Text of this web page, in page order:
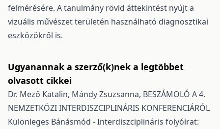
felmérésére. A tanulmány rövid áttekintést nyújt a
vizuális művészet területén használható diagnosztikai
eszközökről is.
Ugyanannak a szerző(k)nek a legtöbbet
olvasott cikkei
Dr. Mező Katalin, Mándy Zsuzsanna, BESZÁMOLÓ A 4.
NEMZETKÖZI INTERDISZCIPLINÁRIS KONFERENCIÁRÓL
Különleges Bánásmód - Interdiszciplináris folyóirat: